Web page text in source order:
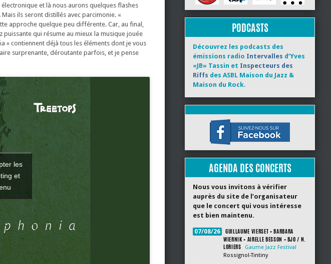
et là nous aurons quelques flashes
ils seront distillés avec parcimonie. «
approche quelque peu différente. Car, au final,
puissante qui résume au mieux la musique jouée
» contiennent déjà tous les éléments dont je vous
surprenante, déroutante parfois, et je pense
les
et
PODCASTS
Découvrez les podcasts des
émissions radio Intervalles d’Yves
«JB» Tassin et Inspecteurs des
Riffs des ASBL Maison du Jazz &
Maison du Rock.
AGENDA DES CONCERTS
Nous vous invitons à vérifier
auprès du site de l’organisateur
que le concert qui vous intéresse
est bien maintenu.
07/08/26
GUILLAUME VIERSET + BARBARA
WIERNIK + AIRELLE BESSON + BJO / N.
LORIERS
Gaume Jazz Festival
Rossignol-Tintiny